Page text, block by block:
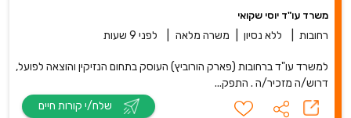
משרד עו"ד יוסי שקואי
רחובות ללא נסיון משרה מלאה לפני 9 שעות
למשרד עו"ד ברחובות (פארק הורוביץ) העוסק בתחום הנזיקין והוצאה לפועל,
דרוש/ה מזכיר/ה . התפק...